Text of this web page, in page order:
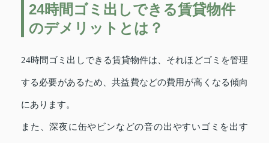
24時間ゴミ出しできる賃貸物件
のデメリットとは？
24時間ゴミ出しできる賃貸物件は、それほどゴミを管理
する必要があるため、共益費などの費用が高くなる傾向
にあります。
また、深夜に缶やビンなどの音の出やすいゴミを出す